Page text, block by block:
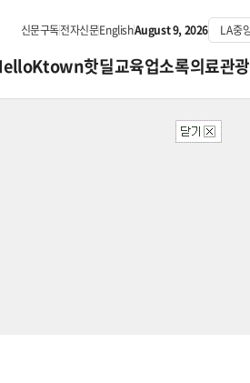
신문구독전자신문EnglishAugust 9, 2026
핫딜교육업소록의료관광